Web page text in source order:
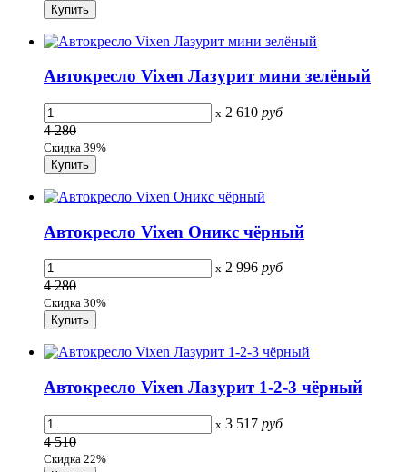
Автокресло Vixen Лазурит мини зелёный
x 2 610 руб
4 280
Скидка 39%
Автокресло Vixen Оникс чёрный
x 2 996 руб
4 280
Скидка 30%
Автокресло Vixen Лазурит 1-2-3 чёрный
x 3 517 руб
4 510
Скидка 22%